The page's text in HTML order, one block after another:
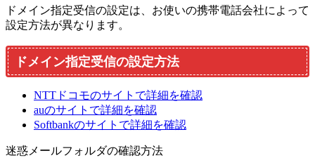
ドメイン指定受信の設定は、お使いの携帯電話会社によって
設定方法が異なります。
ドメイン指定受信の設定方法
NTTドコモのサイトで詳細を確認
auのサイトで詳細を確認
Softbankのサイトで詳細を確認
迷惑メールフォルダの確認方法